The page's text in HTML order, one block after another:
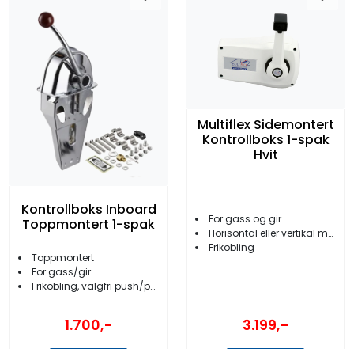
Kontrollboks Inboard
Toppmontert 1-spak
Toppmontert
For gass/gir
Frikobling, valgfri push/pull
1.700,-
Multiflex Sidemontert
Kontrollboks 1-spak
Hvit
For gass og gir
Horisontal eller vertikal montering
Frikobling
3.199,-